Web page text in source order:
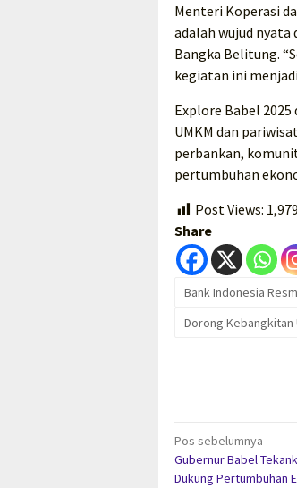
Menteri Koperasi
adalah wujud nyata
Bangka Belitung.
kegiatan ini
Explore Babel
UMKM dan
perbankan,
pertumbuhan
Post Views: 1,979
Share
Bank Indonesia
Dorong Kebangkitan
Navigasi
pos
Pos sebelumnya
Gubernur Babel
Dukung Pertumbuhan